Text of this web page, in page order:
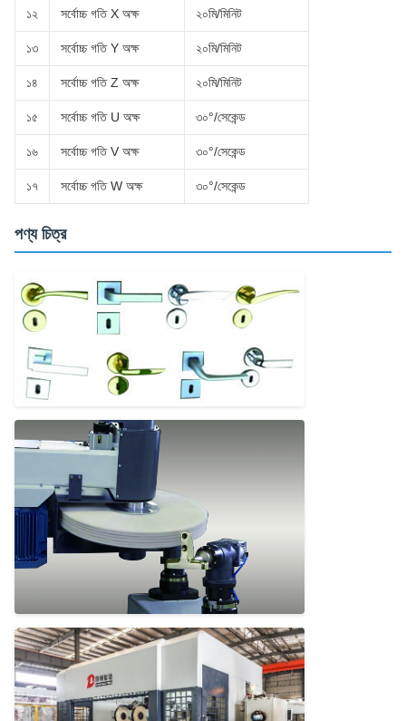
১২ সর্বোচ্চ গতি X অক্ষ ২০মি/মিনিট
১৩ সর্বোচ্চ গতি Y অক্ষ ২০মি/মিনিট
১৪ সর্বোচ্চ গতি Z অক্ষ ২০মি/মিনিট
১৫ সর্বোচ্চ গতি U অক্ষ ৩০°/সেকেন্ড
১৬ সর্বোচ্চ গতি V অক্ষ ৩০°/সেকেন্ড
১৭ সর্বোচ্চ গতি W অক্ষ ৩০°/সেকেন্ড
পণ্য চিত্র